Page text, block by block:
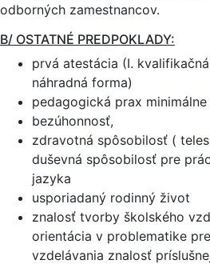
odborných zamestnancov.
B/ OSTATNÉ PREDPOKLADY:
prvá atestácia (I.
náhradná forma)
pedagogická prax minimálne
bezúhonnosť,
zdravotná spôsobilosť (
duševná spôsobilosť pre
jazyka
usporiadaný rodinný život
znalosť tvorby školského
orientácia v problematike
vzdelávania znalosť